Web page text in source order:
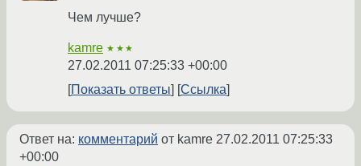
Чем лучше?
kamre ★★★
27.02.2011 07:25:33 +00:00
Показать ответы
Ссылка
Ответ на: комментарий от kamre 27.02.2011 07:25:33
+00:00